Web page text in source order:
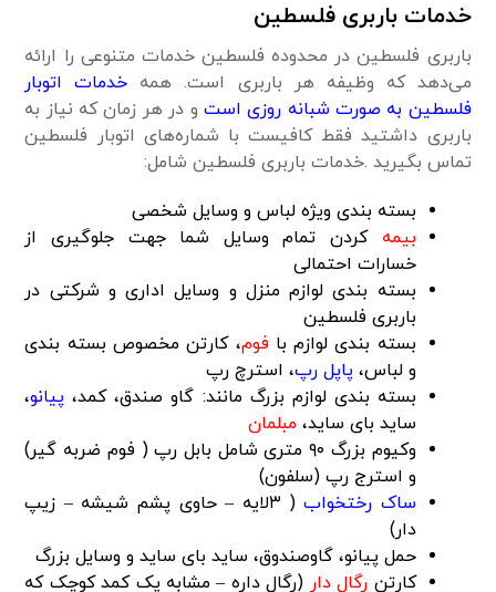
خدمات باربری فلسطین
باربری فلسطین در محدوده فلسطین خدمات متنوعی را ارائه
می‌دهد که وظیفه هر باربری است. همه خدمات اتوبار
فلسطین به صورت شبانه روزی است و در هر زمان که نیاز به
باربری داشتید فقط کافیست با شماره‌های اتوبار فلسطین
تماس بگیرید .خدمات باربری فلسطین شامل:
بسته بندی ویژه لباس و وسایل شخصی
بیمه کردن تمام وسایل شما جهت جلوگیری از
خسارات احتمالی
بسته بندی لوازم منزل و وسایل اداری و شرکتی در
باربری فلسطین
بسته بندی لوازم با فوم، کارتن مخصوص بسته بندی
و لباس، پاپل رپ، استرچ رپ
بسته بندی لوازم بزرگ مانند: گاو صندق، کمد، پیانو،
ساید بای ساید، مبلمان
وکیوم بزرگ ۹۰ متری شامل بابل رپ ( فوم ضربه گیر)
و استرج رپ (سلفون)
ساک رختخواب
( ۳لایه – حاوی پشم شیشه – زیپ
دار)
حمل پیانو، گاوصندوق، ساید بای ساید و وسایل بزرگ
کارتن رگال دار (رگال داره – مشابه یک کمد کوچک که